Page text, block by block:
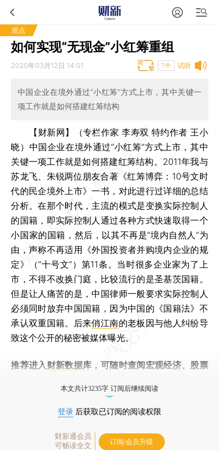
观点
如何实现“无现金”小红筹重组
试听
2020年03月12日 14:01 T中
中国企业在境外通过“小红筹”方式上市，其中关键一
项工作就是如何搭建红筹结构
【财新网】（专栏作家 李寿双 特约作者 王小
晓） 中国企业在境外通过“小红筹”方式上市，其中
关键一项工作就是如何搭建红筹结构。2011年我与
苏龙飞、朱锐两位朋友合著《红筹博弈：10号文时
代的民企境外上市》一书，对此进行过详细的总结
分析。在那个时代，主流的模式是变换实际控制人
的国籍，即实际控制人通过各种方式快速取得一个
小国家的国籍，然后，以其不再是“境内自然人”为
由，声称不再适用《外国投资者并购境内企业的规
定》（“十号文”）第11条。当时很多企业家为了上
市，不得不改换门庭，比较流行的是圣基茨国籍。
但是让人痛苦的是，中国律师一般要求实际控制人
必须同时放弃中国国籍，因为中国的《国籍法》不
承认双重国籍。后来俏江南的老板因与他人纠纷导
致这个公开的秘密被媒体曝光。
推荐进入 财新数据库 ，可随时查阅宏观经济、股票
本文共计3235字 订阅后继续阅读
登录 后获取已订阅的阅读权限
财新通会员
可畅读全文
订阅/会员升级